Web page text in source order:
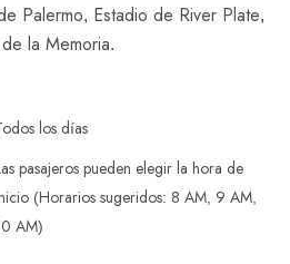
Palermo, Estadio de River Plate,
la Memoria.
los días
pasajeros pueden elegir la hora de
(Horarios sugeridos: 8 AM, 9 AM,
AM)